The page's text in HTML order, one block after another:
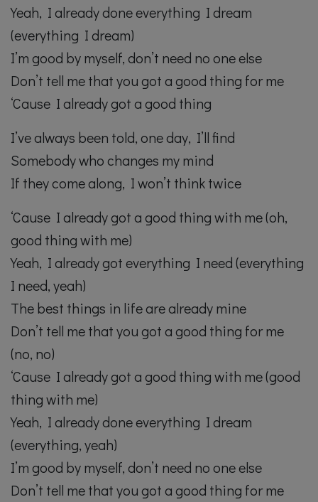
Yeah, I already done everything I dream
(everything I dream)
I’m good by myself, don’t need no one else
Don’t tell me that you got a good thing for me
‘Cause I already got a good thing
I’ve always been told, one day, I’ll find
Somebody who changes my mind
If they come along, I won’t think twice
‘Cause I already got a good thing with me (oh,
good thing with me)
Yeah, I already got everything I need (everything
I need, yeah)
The best things in life are already mine
Don’t tell me that you got a good thing for me
(no, no)
‘Cause I already got a good thing with me (good
thing with me)
Yeah, I already done everything I dream
(everything, yeah)
I’m good by myself, don’t need no one else
Don’t tell me that you got a good thing for me